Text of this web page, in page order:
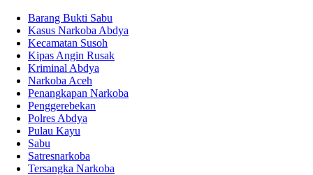
Barang Bukti Sabu
Kasus Narkoba Abdya
Kecamatan Susoh
Kipas Angin Rusak
Kriminal Abdya
Narkoba Aceh
Penangkapan Narkoba
Penggerebekan
Polres Abdya
Pulau Kayu
Sabu
Satresnarkoba
Tersangka Narkoba